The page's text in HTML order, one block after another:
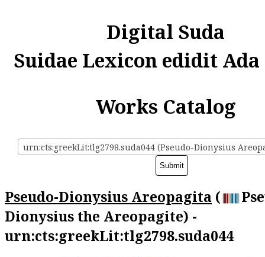
Digital Suda
Suidae Lexicon edidit
Works Catalog
urn:cts:greekLit:tlg2798.suda044 (Pseudo-Dionysius
Pseudo-Dionysius Areopagita (
Dionysius the Areopagite) -
urn:cts:greekLit:tlg2798.suda044